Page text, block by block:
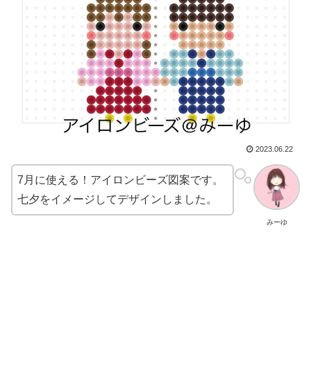
2023.06.22
みーゆ
7月に使える！アイロンビーズ図案です。
七夕をイメージしてデザインしました。